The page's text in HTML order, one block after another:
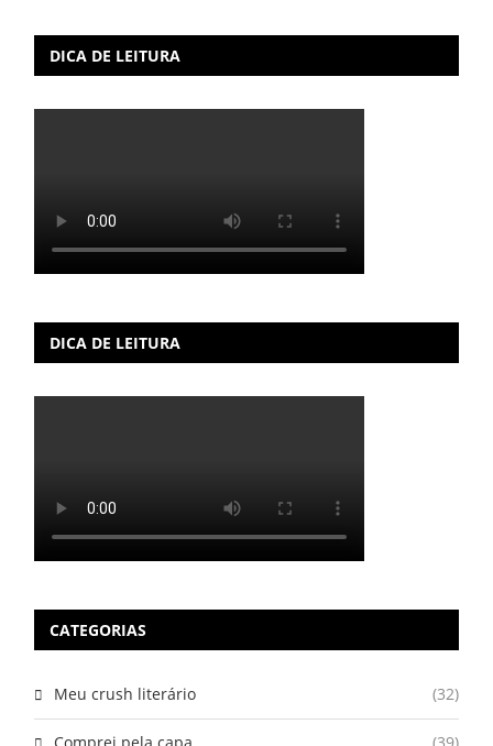
DICA DE LEITURA
DICA DE LEITURA
CATEGORIAS
Meu crush literário (32)